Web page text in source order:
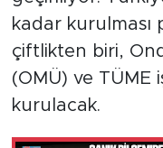
kadar
çiftlikten biri,
(OMÜ) ve TÜME
kurulacak.